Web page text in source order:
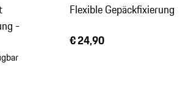
-
Flexible Gepäckfixierung
€ 24,90